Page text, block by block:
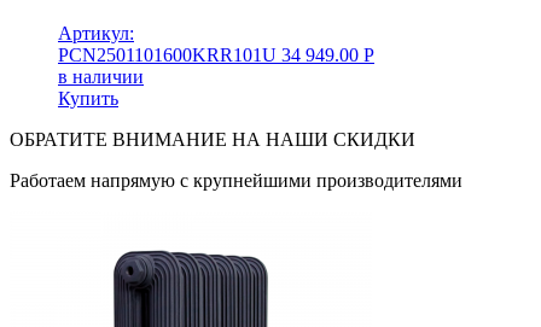
Артикул:
PCN2501101600KRR101U 34 949.00 Р
в наличии
Купить
ОБРАТИТЕ ВНИМАНИЕ НА НАШИ СКИДКИ
Работаем напрямую с крупнейшими производителями